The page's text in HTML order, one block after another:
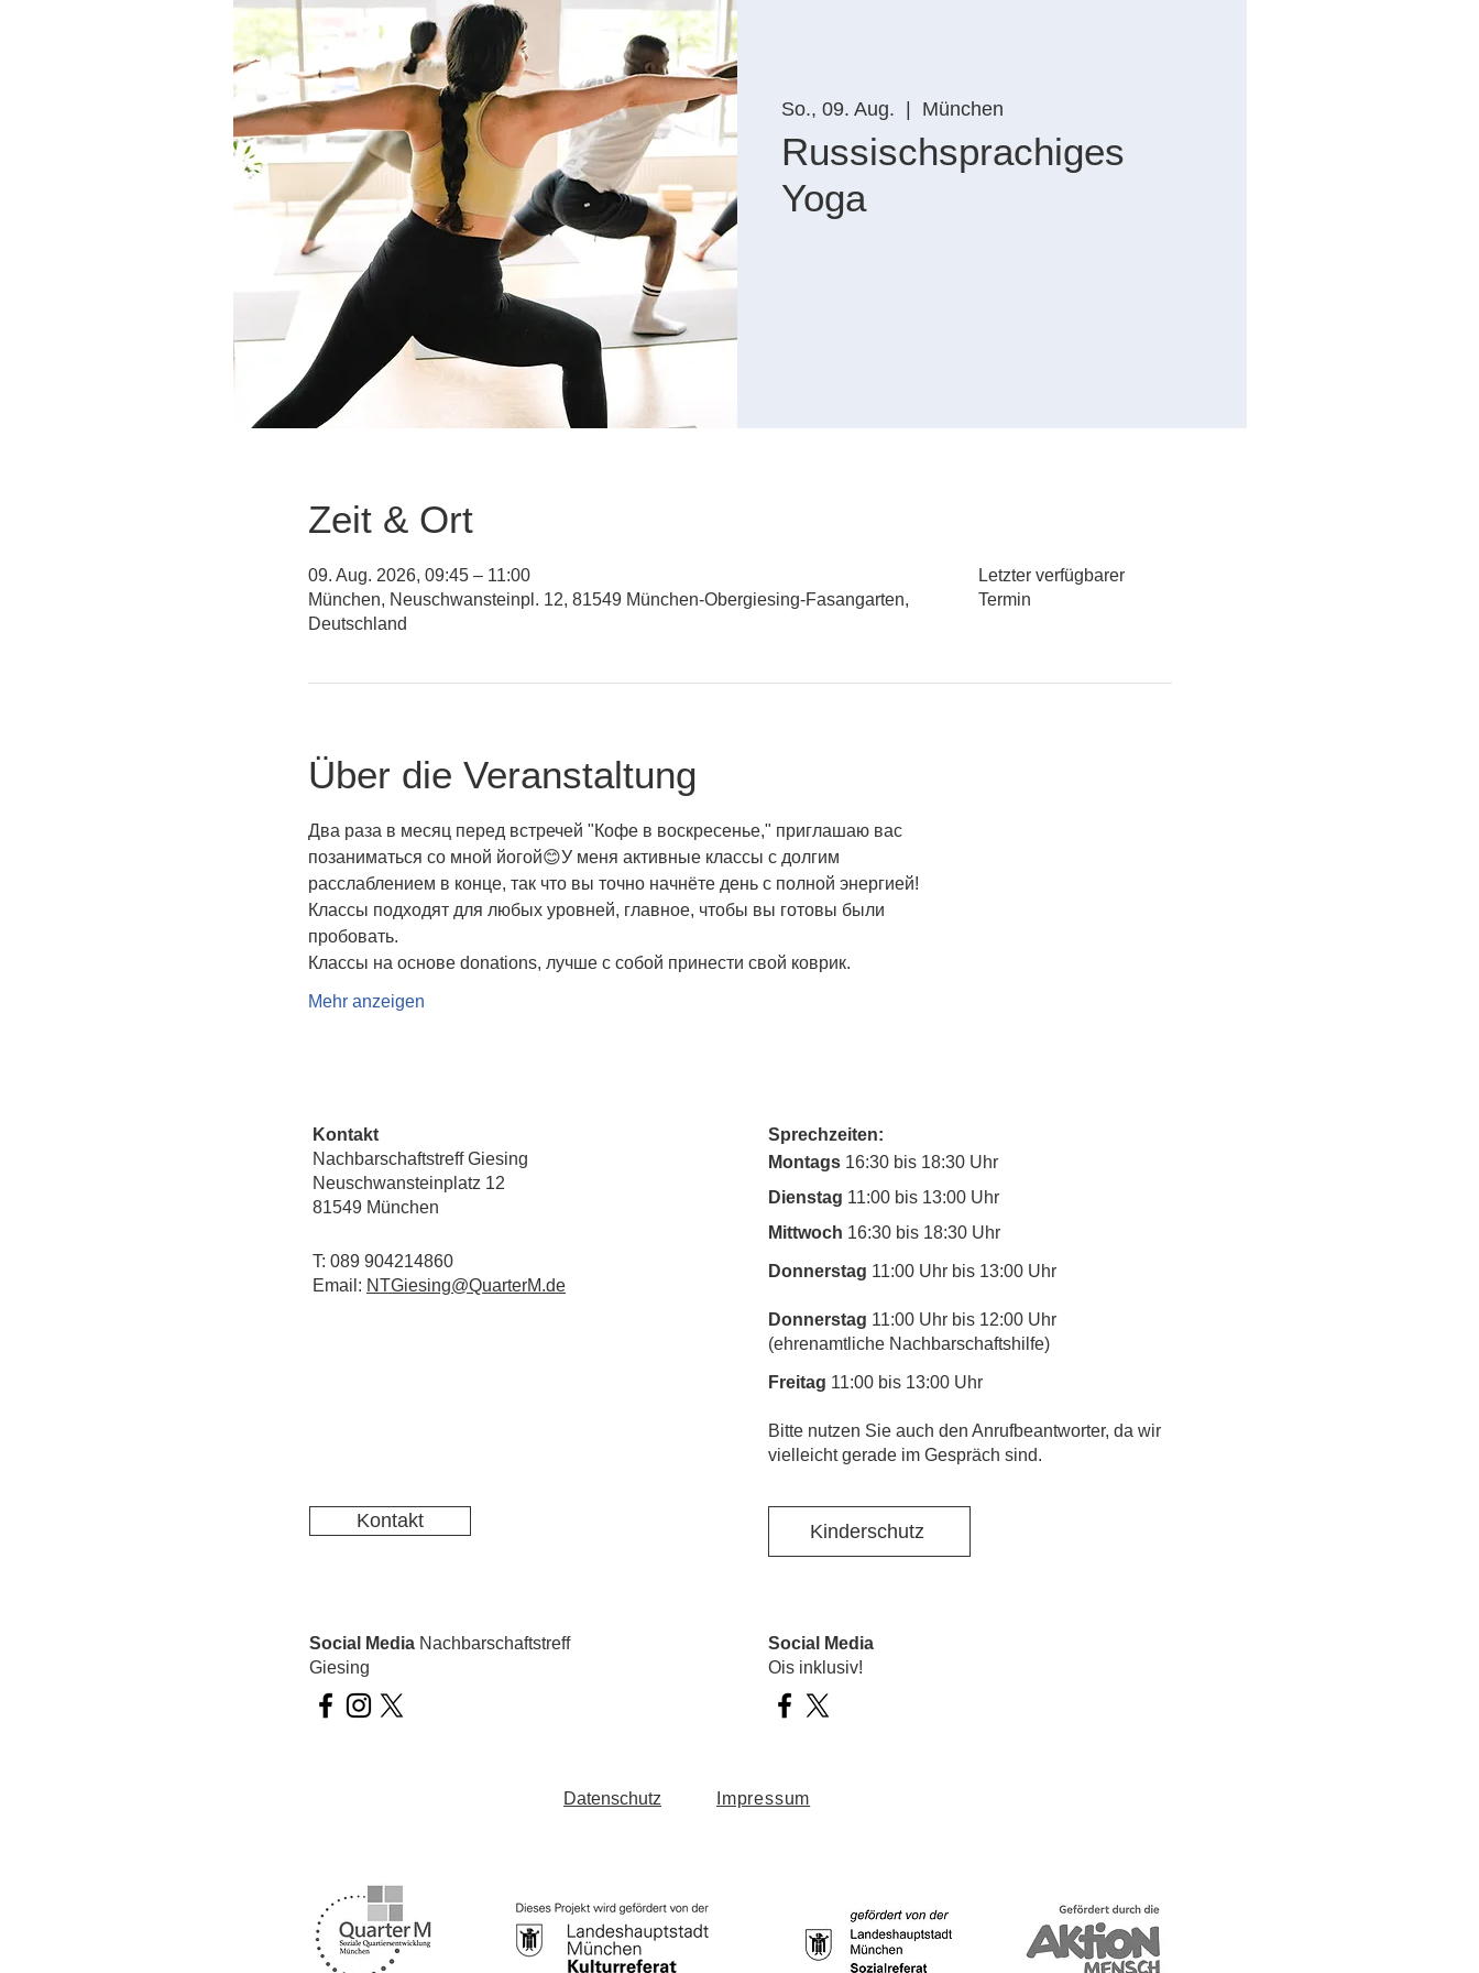
So., 09. Aug. München
Russischsprachiges
Yoga
Zeit & Ort
09. Aug. 2026, 09:45 – 11:00
München, Neuschwansteinpl. 12, 81549 München-Obergiesing-Fasangarten,
Deutschland
Letzter verfügbarer
Termin
Über die Veranstaltung
Два раза в месяц перед встречей "Кофе в воскресенье," приглашаю вас
позаниматься со мной йогой😊У меня активные классы с долгим
расслаблением в конце, так что вы точно начнёте день с полной энергией!
Классы подходят для любых уровней, главное, чтобы вы готовы были
пробовать.
Классы на основе donations, лучше с собой принести свой коврик.
Mehr anzeigen
Kontakt
Nachbarschaftstreff Giesing
Neuschwansteinplatz 12
81549 München
T: 089 904214860
Email: NTGiesing@QuarterM.de
Kontakt
Sprechzeiten:
Montags 16:30 bis 18:30 Uhr
Dienstag 11:00 bis 13:00 Uhr
Mittwoch 16:30 bis 18:30 Uhr
Donnerstag 11:00 Uhr bis 13:00 Uhr
Donnerstag 11:00 Uhr bis 12:00 Uhr
(ehrenamtliche Nachbarschaftshilfe)
Freitag 11:00 bis 13:00 Uhr
​Bitte nutzen Sie auch den Anrufbeantworter, da wir
vielleicht gerade im Gespräch sind.
Kinderschutz
Social Media Nachbarschaftstreff
Giesing
Social Media
Ois inklusiv!
Datenschutz Impressum